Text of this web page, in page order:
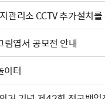
관리소 CCTV 추가설치
년 제9회 그림엽서 공모전 안내
이터